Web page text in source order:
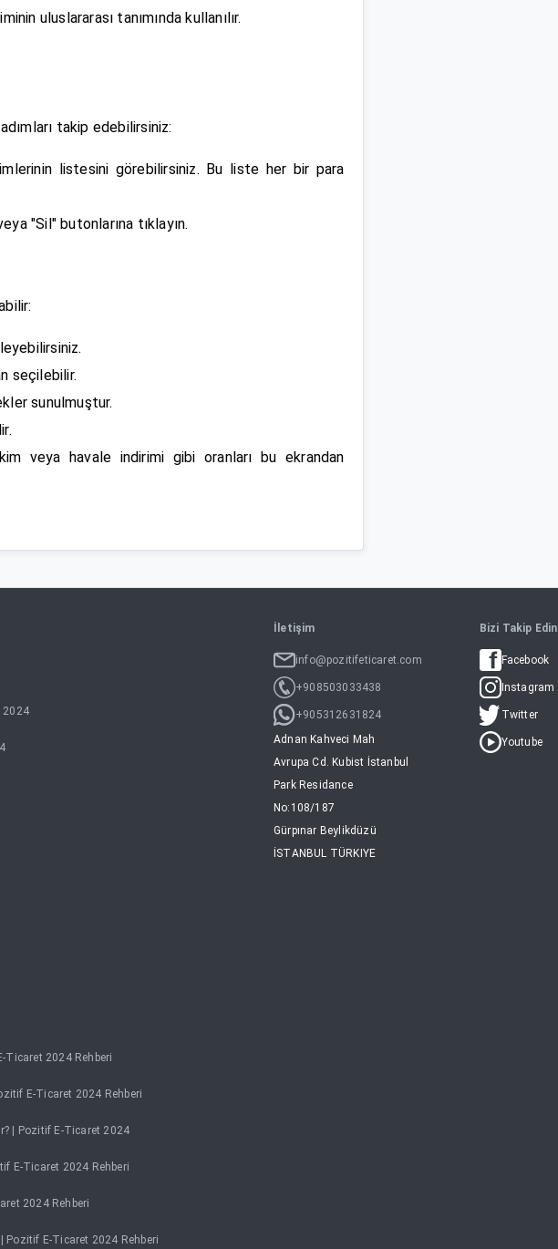
uluslararası tanımında kullanılır.
takip edebilirsiniz:
listesini görebilirsiniz. Bu liste her bir para
"Sil" butonlarına tıklayın.
seçilebilir.
sunulmuştur.
veya havale indirimi gibi oranları bu ekrandan
2024
Ticaret 2024 Rehberi
E-Ticaret 2024 Rehberi
| Pozitif E-Ticaret 2024
E-Ticaret 2024 Rehberi
2024 Rehberi
Pozitif E-Ticaret 2024 Rehberi
İletişim
info@pozitifeticaret.com
+908503033438
+905312631824
Adnan Kahveci Mah
Avrupa Cd. Kubist İstanbul
Park Residance
No:108/187
Gürpınar Beylikdüzü
İSTANBUL TÜRKIYE
Bizi Takip Edin
Facebook
Instagram
Twitter
Youtube